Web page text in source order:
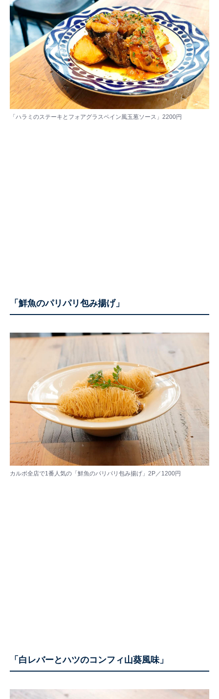
「ハラミのステーキとフォアグラスペイン風玉葱ソース」2200円
「鮮魚のパリパリ包み揚げ」
カルボ全店で1番人気の「鮮魚のパリパリ包み揚げ」2P／1200円
「白レバーとハツのコンフィ山葵風味」